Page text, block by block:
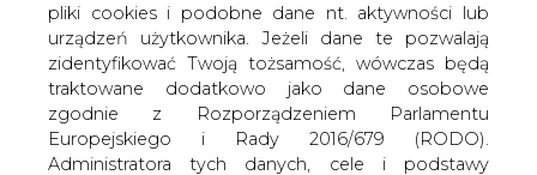
pliki cookies i podobne dane nt. aktywności lub
urządzeń użytkownika. Jeżeli dane te pozwalają
zidentyfikować Twoją tożsamość, wówczas będą
traktowane dodatkowo jako dane osobowe
zgodnie z Rozporządzeniem Parlamentu
Europejskiego i Rady 2016/679 (RODO).
Administratora tych danych, cele i podstawy